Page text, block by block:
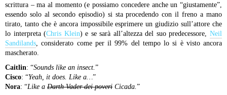
scrittura – ma al momento (e possiamo concedere anche un “giustamente”,
essendo solo al secondo episodio) si sta procedendo con il freno a mano
tirato, tanto che è ancora impossibile esprimere un giudizio sull’attore che
lo interpreta (Chris Klein) e se sarà all’altezza del suo predecessore,Neil
Sandilands , considerato come per il 99% del tempo lo si è visto ancora
mascherato.
Caitlin: “Sounds like an insect. ”
Cisco: “Yeah, it does. Like a… ”
Nora: “Like a Darth Vader dei poveri Cicada. ”